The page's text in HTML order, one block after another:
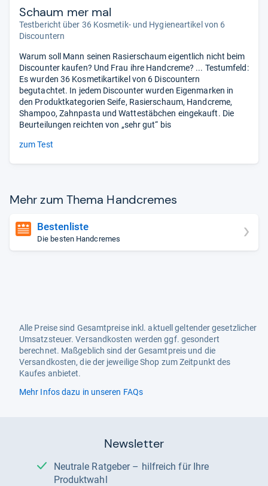
Schaum mer mal
Testbericht über 36 Kosmetik- und Hygieneartikel von 6
Discountern
Warum soll Mann seinen Rasierschaum eigentlich nicht beim
Discounter kaufen? Und Frau ihre Handcreme? ... Testumfeld:
Es wurden 36 Kosmetikartikel von 6 Discountern
begutachtet. In jedem Discounter wurden Eigenmarken in
den Produktkategorien Seife, Rasierschaum, Handcreme,
Shampoo, Zahnpasta und Wattestäbchen eingekauft. Die
Beurteilungen reichten von „sehr gut“ bis
zum Test
Mehr zum Thema Hand­cre­mes
Bestenliste
Die besten Handcremes
Alle Preise sind Gesamtpreise inkl. aktuell geltender gesetzlicher
Umsatzsteuer. Versandkosten werden ggf. gesondert
berechnet. Maßgeblich sind der Gesamtpreis und die
Versandkosten, die der jeweilige Shop zum Zeitpunkt des
Kaufes anbietet.
Mehr Infos dazu in unseren FAQs
Newsletter
Neutrale Ratgeber – hilfreich für Ihre
Produktwahl